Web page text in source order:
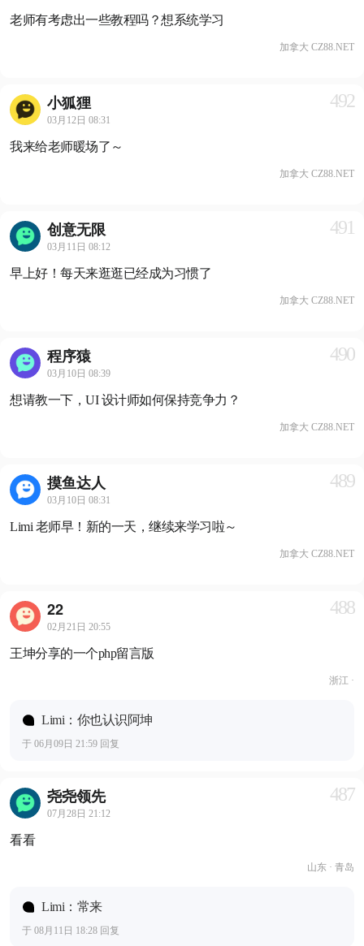
老师有考虑出一些教程吗？想系统学习
加拿大 CZ88.NET
小狐狸
03月12日 08:31
492
我来给老师暖场了～
加拿大 CZ88.NET
创意无限
03月11日 08:12
491
早上好！每天来逛逛已经成为习惯了
加拿大 CZ88.NET
程序猿
03月10日 08:39
490
想请教一下，UI 设计师如何保持竞争力？
加拿大 CZ88.NET
摸鱼达人
03月10日 08:31
489
Limi 老师早！新的一天，继续来学习啦～
加拿大 CZ88.NET
22
02月21日 20:55
488
王坤分享的一个php留言版
浙江 ·
Limi：你也认识阿坤
于 06月09日 21:59 回复
尧尧领先
07月28日 21:12
487
看看
山东 · 青岛
Limi：常来
于 08月11日 18:28 回复